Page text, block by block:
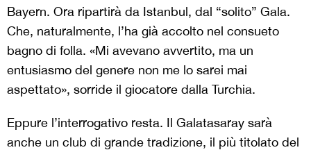
Bayern. Ora ripartirà da Istanbul, dal “solito” Gala.
Che, naturalmente, l’ha già accolto nel consueto
bagno di folla. «Mi avevano avvertito, ma un
entusiasmo del genere non me lo sarei mai
aspettato», sorride il giocatore dalla Turchia.
Eppure l’interrogativo resta. Il Galatasaray sarà
anche un club di grande tradizione, il più titolato del